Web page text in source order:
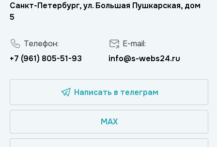
Санкт-Петербург, ул. Большая Пушкарская, дом
5
Телефон:
+7 (961) 805-51-93
E-mail:
info@s-webs24.ru
Написать в телеграм
MAX